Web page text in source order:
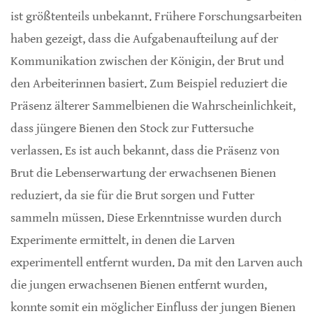
ist größtenteils unbekannt. Frühere Forschungsarbeiten
haben gezeigt, dass die Aufgabenaufteilung auf der
Kommunikation zwischen der Königin, der Brut und
den Arbeiterinnen basiert. Zum Beispiel reduziert die
Präsenz älterer Sammelbienen die Wahrscheinlichkeit,
dass jüngere Bienen den Stock zur Futtersuche
verlassen. Es ist auch bekannt, dass die Präsenz von
Brut die Lebenserwartung der erwachsenen Bienen
reduziert, da sie für die Brut sorgen und Futter
sammeln müssen. Diese Erkenntnisse wurden durch
Experimente ermittelt, in denen die Larven
experimentell entfernt wurden. Da mit den Larven auch
die jungen erwachsenen Bienen entfernt wurden,
konnte somit ein möglicher Einfluss der jungen Bienen